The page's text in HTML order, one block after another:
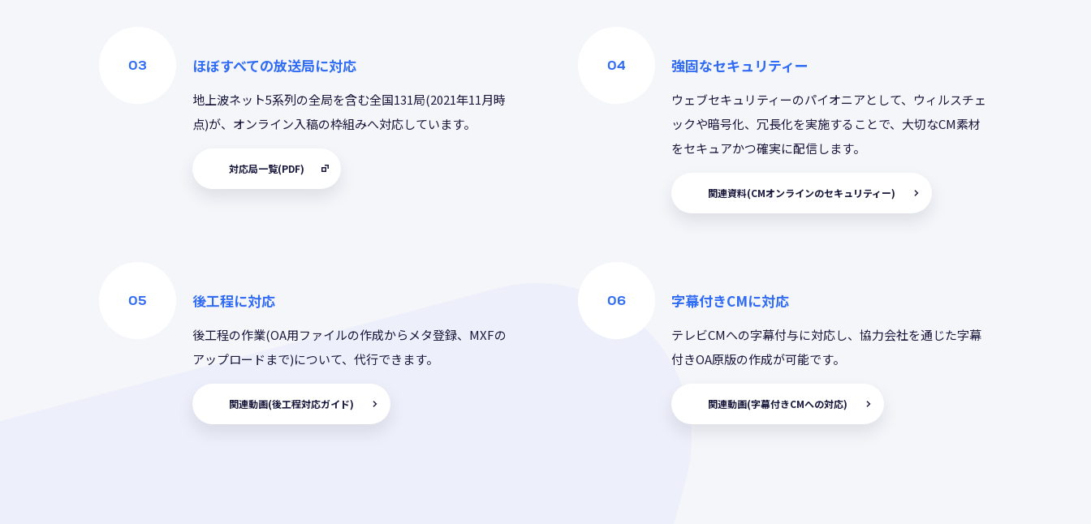
ほぼすべての放送局に対応
地上波ネット5系列の全局を含む全国131局(2021年11月時
点)が、オンライン入稿の枠組みへ対応しています。
対応局一覧(PDF)
強固なセキュリティー
ウェブセキュリティーのパイオニアとして、ウィルスチェ
ックや暗号化、冗長化を実施することで、大切なCM素材
をセキュアかつ確実に配信します。
関連資料(CMオンラインのセキュリティー)
後工程に対応
後工程の作業(OA用ファイルの作成からメタ登録、MXFの
アップロードまで)について、代行できます。
関連動画(後工程対応ガイド)
字幕付きCMに対応
テレビCMへの字幕付与に対応し、協力会社を通じた字幕
付きOA原版の作成が可能です。
関連動画(字幕付きCMへの対応)